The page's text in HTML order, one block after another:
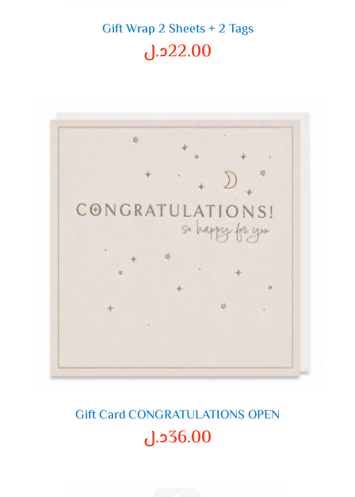
Gift Wrap 2 Sheets + 2 Tags
22.00د.ل
Gift Card CONGRATULATIONS OPEN
36.00د.ل